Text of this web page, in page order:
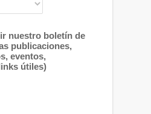
nuestro boletín de
publicaciones,
eventos,
útiles)